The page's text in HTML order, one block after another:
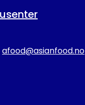
afood@asianfood.no